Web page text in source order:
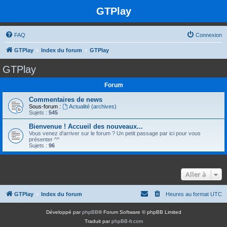
GTPlay
FAQ Connexion
GTPlay Index du forum GTPlay
GTPlay
Forum
Commentaires de news
Sous-forum :
Actualité (archives)
Sujets : 545
Bienvenue ! Accueil des nouveaux...
Vous venez d'arriver sur le forum ? Un petit passage par ici pour vous
présenter ^^
Sujets : 96
Aller à
GTPlay Index du forum Heures au format UTC
Développé parphpBB® Forum Software © phpBB Limited
Traduit parphpBB-fr.com